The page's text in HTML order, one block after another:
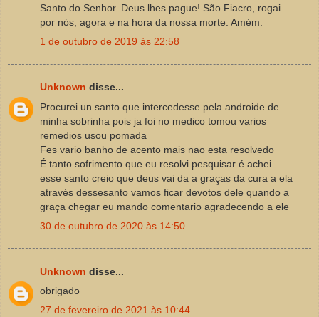
Santo do Senhor. Deus lhes pague! São Fiacro, rogai
por nós, agora e na hora da nossa morte. Amém.
1 de outubro de 2019 às 22:58
Unknown disse...
Procurei un santo que intercedesse pela androide de
minha sobrinha pois ja foi no medico tomou varios
remedios usou pomada
Fes vario banho de acento mais nao esta resolvedo
É tanto sofrimento que eu resolvi pesquisar é achei
esse santo creio que deus vai da a graças da cura a ela
através dessesanto vamos ficar devotos dele quando a
graça chegar eu mando comentario agradecendo a ele
30 de outubro de 2020 às 14:50
Unknown disse...
obrigado
27 de fevereiro de 2021 às 10:44